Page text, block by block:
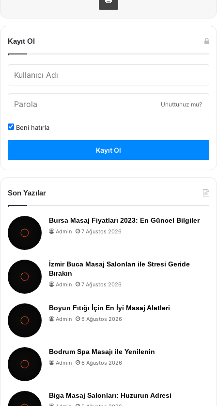
Kayıt Ol
Unuttunuz mu?
Beni hatırla
Kayıt Ol
Son Yazılar
Bursa Masaj Fiyatları 2023: En Güncel Bilgiler
Admin 7 Ağustos 2026
İzmir Buca Masaj Salonları ile Stresi Geride
Bırakın
Admin 7 Ağustos 2026
Boyun Fıtığı İçin En İyi Masaj Aletleri
Admin 6 Ağustos 2026
Bodrum Spa Masajı ile Yenilenin
Admin 6 Ağustos 2026
Biga Masaj Salonları: Huzurun Adresi